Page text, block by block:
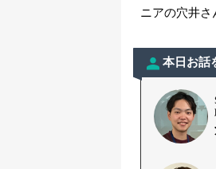
ニアの穴井さ
本日お話